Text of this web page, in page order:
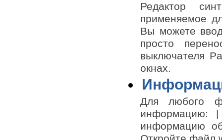
Редактор
применяемое
Вы можете
просто
выключателя
окнах.
Для любого
информацию:
информацию